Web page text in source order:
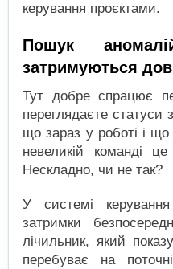
керування проєктами.
Пошук
затримуються
Тут добре спрацює
переглядаєте статуси
що зараз у роботі і
невеликій команді
Нескладно, чи не так?
У системі
затримки
лічильник, який
перебуває на